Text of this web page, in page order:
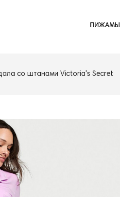
ПИЖАМЫ
со штанами Victoria's Secret